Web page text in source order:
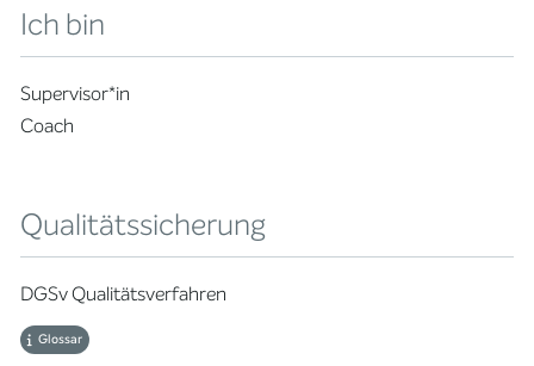
Ich bin
Supervisor*in
Coach
Qualitätssicherung
DGSv Qualitätsverfahren
Glossar